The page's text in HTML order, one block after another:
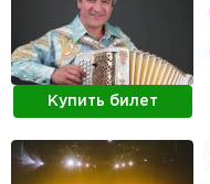
Купить билет